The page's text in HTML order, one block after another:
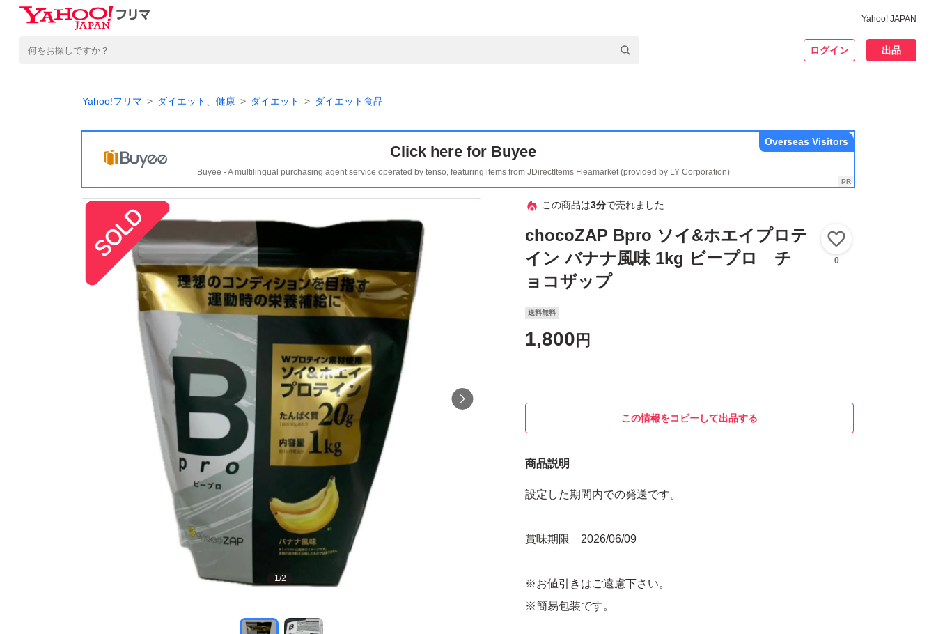
Yahoo! JAPAN
ログイン 出品
Yahoo!フリマ ダイエット、健康 ダイエット ダイエット食品
Click here for Buyee
Buyee - A multilingual purchasing agent service operated by tenso, featuring items from JDirectItems Fleamarket (provided by LY Corporation)
Overseas Visitors
1/2
この商品は3分で売れました
chocoZAP Bpro ソイ&ホエイプロテ
イン バナナ風味 1kg ビープロ チ
ョコザップ
0
送料無料
1,800 円
この情報をコピーして出品する
商品説明
設定した期間内での発送です。
賞味期限 2026/06/09
※お値引きはご遠慮下さい。
※簡易包装です。